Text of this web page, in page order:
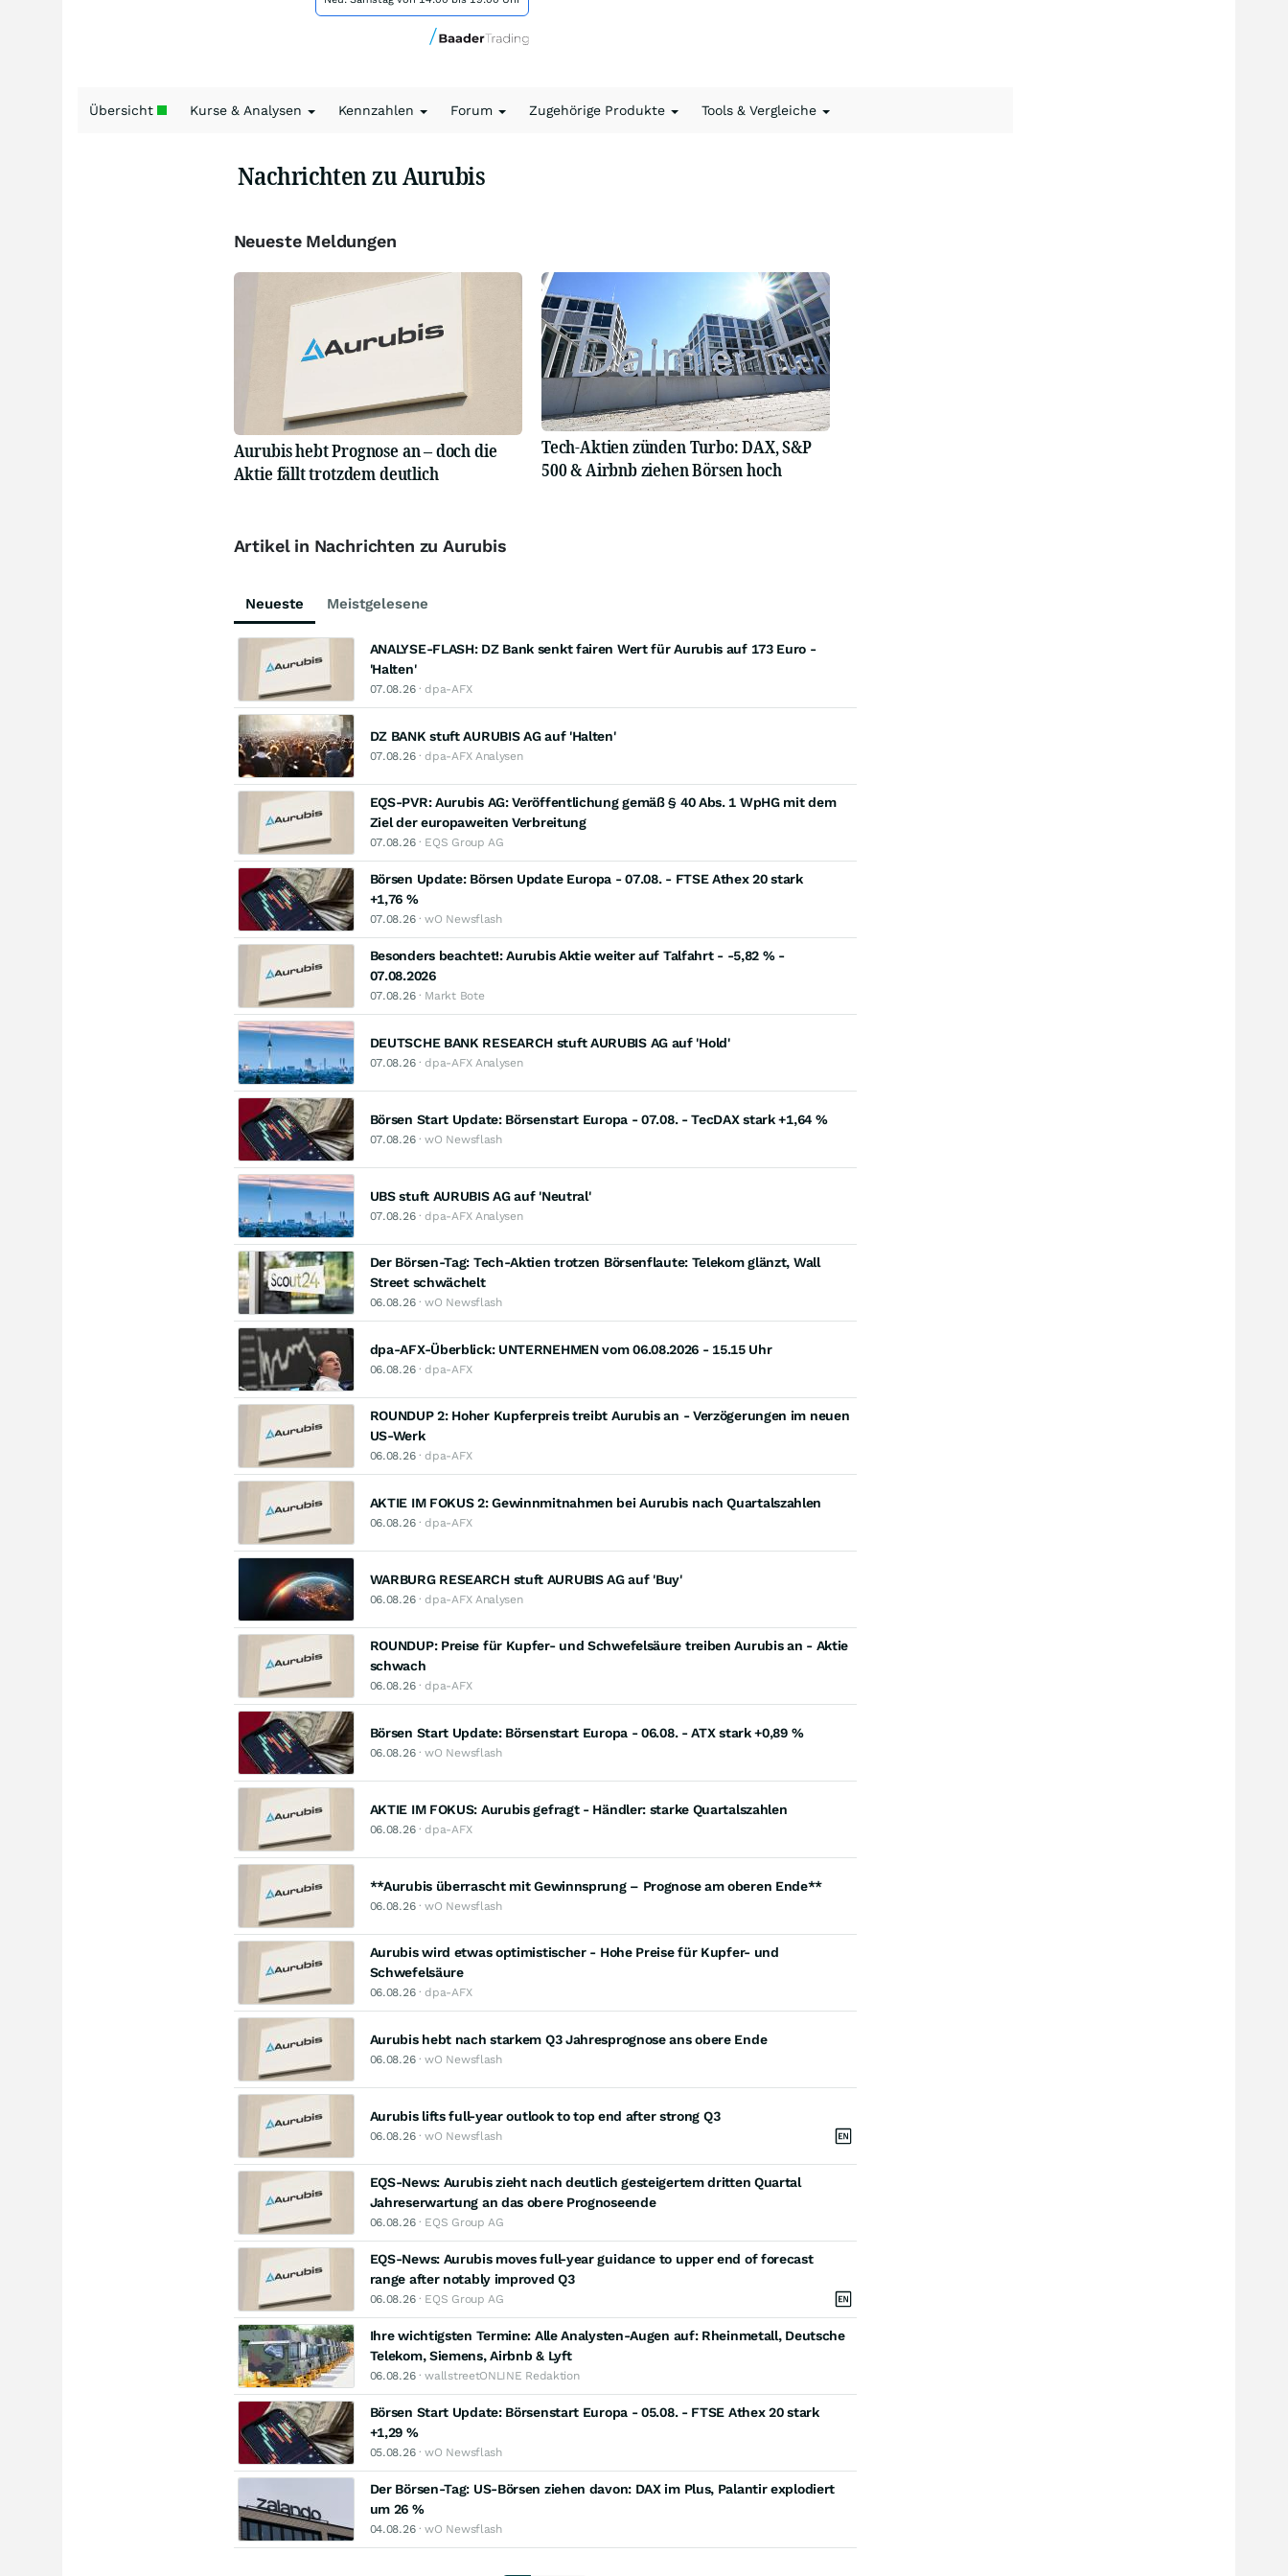
Übersicht Kurse & Analysen Kennzahlen Forum Zugehörige Produkte Tools & Vergleiche
Nachrichten zu Aurubis
Neueste Meldungen
Aurubis hebt Prognose an – doch die
Aktie fällt trotzdem deutlich
Tech-Aktien zünden Turbo: DAX, S&P
500 & Airbnb ziehen Börsen hoch
Artikel in Nachrichten zu Aurubis
Neueste Meistgelesene
ANALYSE-FLASH: DZ Bank senkt fairen Wert für Aurubis auf 173 Euro -
'Halten'
07.08.26· dpa-AFX
DZ BANK stuft AURUBIS AG auf 'Halten'
07.08.26· dpa-AFX Analysen
EQS-PVR: Aurubis AG: Veröffentlichung gemäß § 40 Abs. 1 WpHG mit dem
Ziel der europaweiten Verbreitung
07.08.26· EQS Group AG
Börsen Update: Börsen Update Europa - 07.08. - FTSE Athex 20 stark
+1,76 %
07.08.26· wO Newsflash
Besonders beachtet!: Aurubis Aktie weiter auf Talfahrt - -5,82 % -
07.08.2026
07.08.26· Markt Bote
DEUTSCHE BANK RESEARCH stuft AURUBIS AG auf 'Hold'
07.08.26· dpa-AFX Analysen
Börsen Start Update: Börsenstart Europa - 07.08. - TecDAX stark +1,64 %
07.08.26· wO Newsflash
UBS stuft AURUBIS AG auf 'Neutral'
07.08.26· dpa-AFX Analysen
Der Börsen-Tag: Tech-Aktien trotzen Börsenflaute: Telekom glänzt, Wall
Street schwächelt
06.08.26· wO Newsflash
dpa-AFX-Überblick: UNTERNEHMEN vom 06.08.2026 - 15.15 Uhr
06.08.26· dpa-AFX
ROUNDUP 2: Hoher Kupferpreis treibt Aurubis an - Verzögerungen im neuen
US-Werk
06.08.26· dpa-AFX
AKTIE IM FOKUS 2: Gewinnmitnahmen bei Aurubis nach Quartalszahlen
06.08.26· dpa-AFX
WARBURG RESEARCH stuft AURUBIS AG auf 'Buy'
06.08.26· dpa-AFX Analysen
ROUNDUP: Preise für Kupfer- und Schwefelsäure treiben Aurubis an - Aktie
schwach
06.08.26· dpa-AFX
Börsen Start Update: Börsenstart Europa - 06.08. - ATX stark +0,89 %
06.08.26· wO Newsflash
AKTIE IM FOKUS: Aurubis gefragt - Händler: starke Quartalszahlen
06.08.26· dpa-AFX
**Aurubis überrascht mit Gewinnsprung – Prognose am oberen Ende**
06.08.26· wO Newsflash
Aurubis wird etwas optimistischer - Hohe Preise für Kupfer- und
Schwefelsäure
06.08.26· dpa-AFX
Aurubis hebt nach starkem Q3 Jahresprognose ans obere Ende
06.08.26· wO Newsflash
Aurubis lifts full-year outlook to top end after strong Q3
06.08.26· wO Newsflash
EQS-News: Aurubis zieht nach deutlich gesteigertem dritten Quartal
Jahreserwartung an das obere Prognoseende
06.08.26· EQS Group AG
EQS-News: Aurubis moves full-year guidance to upper end of forecast
range after notably improved Q3
06.08.26· EQS Group AG
Ihre wichtigsten Termine: Alle Analysten-Augen auf: Rheinmetall, Deutsche
Telekom, Siemens, Airbnb & Lyft
06.08.26· wallstreetONLINE Redaktion
Börsen Start Update: Börsenstart Europa - 05.08. - FTSE Athex 20 stark
+1,29 %
05.08.26· wO Newsflash
Der Börsen-Tag: US-Börsen ziehen davon: DAX im Plus, Palantir explodiert
um 26 %
04.08.26· wO Newsflash